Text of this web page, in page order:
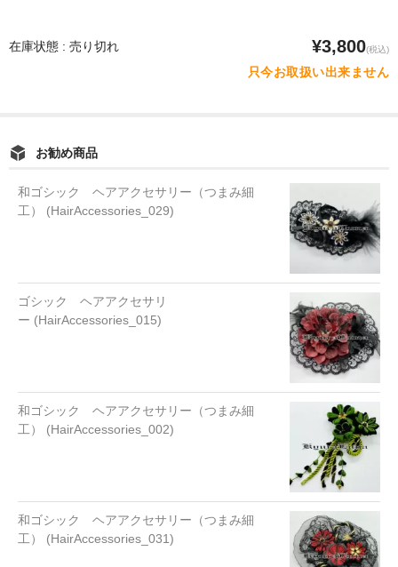
在庫状態 : 売り切れ ¥3,800(税込)
只今お取扱い出来ません
お勧め商品
和ゴシック ヘアアクセサリー（つまみ細
工） (HairAccessories_029)
ゴシック ヘアアクセサリ
ー (HairAccessories_015)
和ゴシック ヘアアクセサリー（つまみ細
工） (HairAccessories_002)
和ゴシック ヘアアクセサリー（つまみ細
工） (HairAccessories_031)